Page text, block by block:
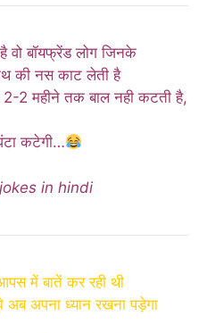
वो बॉयफ्रेंड लोग जिनके
की नस काट लेती है
2-2 महीने तक बाल नही कटती है,
कटेगी…
in hindi
में बातें कर रही थी
अब अपना ध्यान रखना पड़ेगा